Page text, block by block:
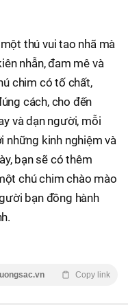
thú vui tao nhã mà
nhẫn, đam mê và
chim có tố chất,
cách, cho đến
và dạn người, mỗi
những kinh nghiệm và
bạn sẽ có thêm
chú chim chào mào
bạn đồng hành
Copy link